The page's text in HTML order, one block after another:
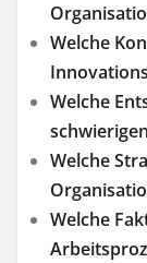
Welche
Welche
Welche
Welche